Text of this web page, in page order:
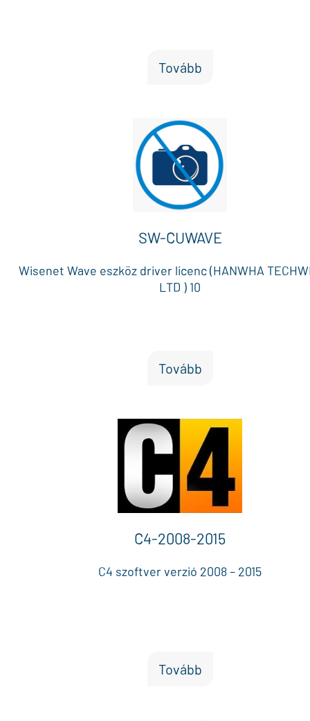
Tovább
SW-CUWAVE
Wisenet Wave eszköz driver licenc (HANWHA
LTD ) 10
Tovább
C4-2008-2015
C4 szoftver verzió 2008 – 2015
Tovább